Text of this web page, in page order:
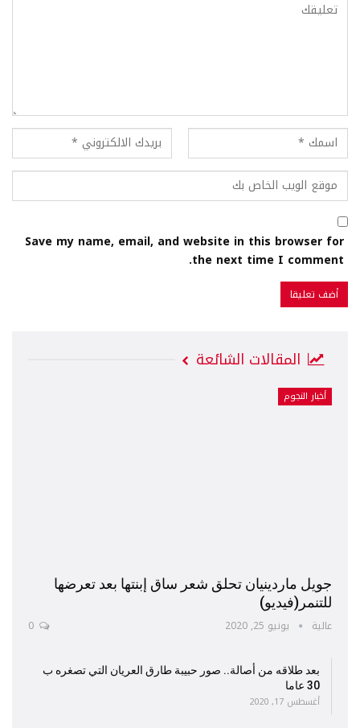
Save my name, email, and website in this browser for
the next time I comment.
المقالات الشائعة
أخبار النجوم
جويل ماردينيان تحلق شعر ساق إبنتها بعد تعرضها
للتنمر(فيديو)
عالية يونيو 25, 2020
بعد طلاقه من أصالة.. صور حبيبة طارق العريان التي تصغره ب
30 عاما
أغسطس 17, 2020